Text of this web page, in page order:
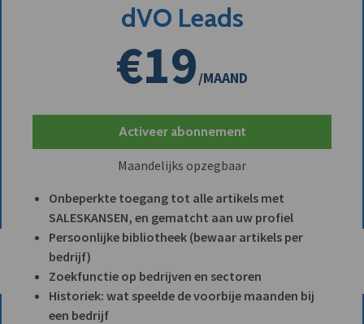
dVO Leads
€19/MAAND
Activeer abonnement
Maandelijks opzegbaar
Onbeperkte toegang tot alle artikels met
SALESKANSEN, en gematcht aan uw profiel
Persoonlijke bibliotheek (bewaar artikels per
bedrijf)
Zoekfunctie op bedrijven en sectoren
Historiek: wat speelde de voorbije maanden bij
een bedrijf